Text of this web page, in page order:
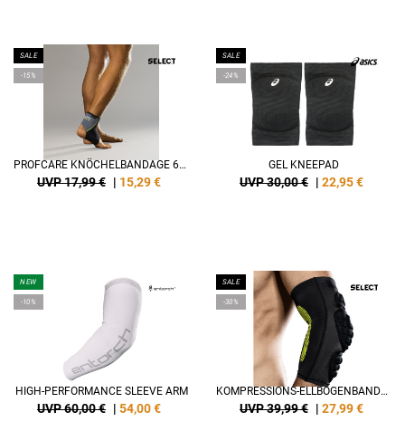
SALE
-15%
PROFCARE KNÖCHELBANDAGE 6100
UVP 17,99 € | 15,29€
SALE
-24%
GEL KNEEPAD
UVP 30,00 € | 22,95€
NEW
-10%
HIGH-PERFORMANCE SLEEVE ARM
UVP 60,00 € | 54,00€
SALE
-30%
KOMPRESSIONS-ELLBOGENBANDAGE
UVP 39,99 € | 27,99€